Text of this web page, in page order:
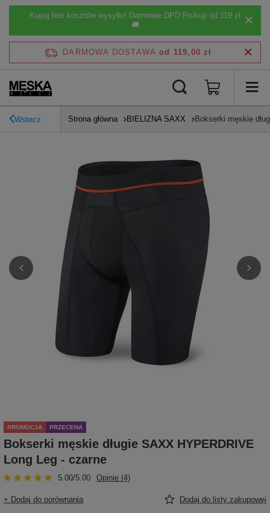
Kupuj bez kosztów wysyłki! Darmowe DPD Pickup od 119 zł
🚚
DARMOWA DOSTAWA od 119,00 zł
Wstecz Strona główna BIELIZNA SAXX Bokserki męskie
PROMOCJA PRZECENA
Bokserki męskie długie SAXX HYPERDRIVE
Long Leg - czarne
5.00/5.00 Opinie (4)
+ Dodaj do porównania Dodaj do listy zakupowej